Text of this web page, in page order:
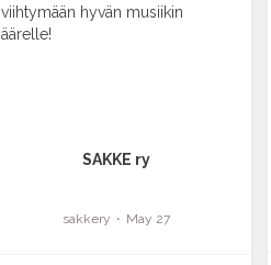
viihtymään hyvän musiikin
äärelle!
SAKKE ry
sakkery May 27